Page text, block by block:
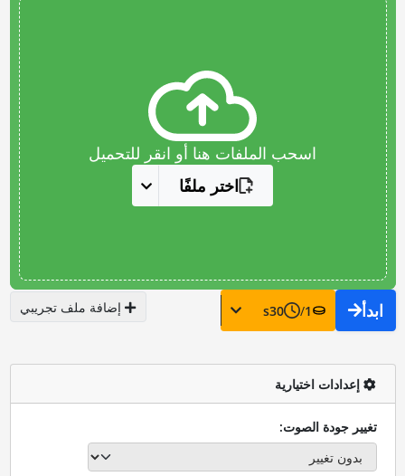
اسحب الملفات هنا أو انقر للتحميل
اختر ملفًا
ابدأ 1
/
30
s إضافة ملف تجريبي
إعدادات اختيارية
تغيير جودة الصوت: